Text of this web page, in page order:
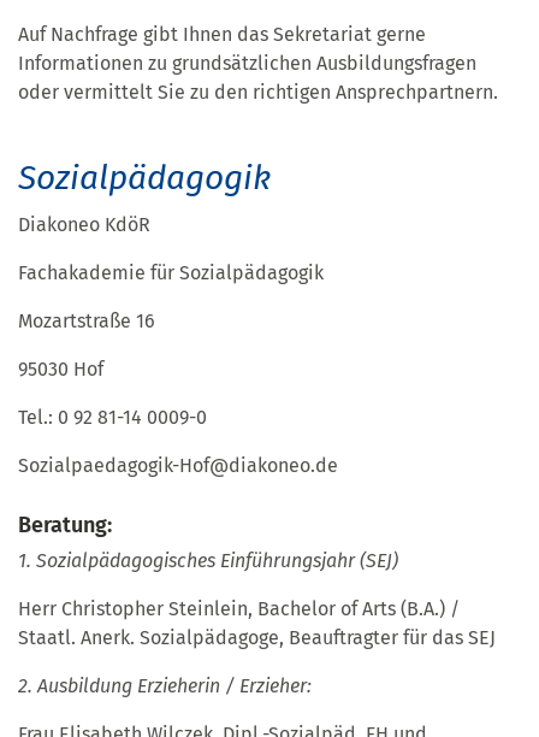
Auf Nachfrage gibt Ihnen das Sekretariat gerne
Informationen zu grundsätzlichen Ausbildungsfragen
oder vermittelt Sie zu den richtigen Ansprechpartnern.
Sozialpädagogik
Diakoneo KdöR
Fachakademie für Sozialpädagogik
Mozartstraße 16
95030 Hof
Tel.: 0 92 81-14 0009-0
Sozialpaedagogik-Hof@diakoneo.de
Beratung:
1. Sozialpädagogisches Einführungsjahr (SEJ)
Herr Christopher Steinlein, Bachelor of Arts (B.A.) /
Staatl. Anerk. Sozialpädagoge, Beauftragter für das SEJ
2. Ausbildung Erzieherin / Erzieher: